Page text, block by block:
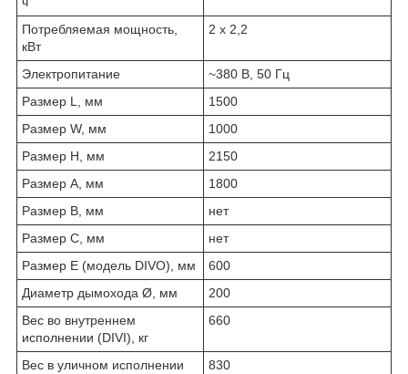
Потребляемая мощность,
кВт
2 х 2,2
Электропитание
~380 В, 50 Гц
Размер L, мм
1500
Размер W, мм
1000
Размер H, мм
2150
Размер A, мм
1800
Размер B, мм
нет
Размер C, мм
нет
Размер E (модель DIVO), мм
600
Диаметр дымохода Ø, мм
200
Вес во внутреннем
исполнении (DIVI), кг
660
Вес в уличном исполнении
830